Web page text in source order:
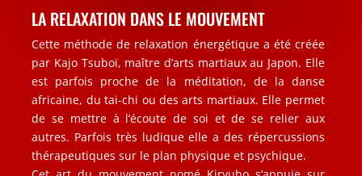
LA RELAXATION DANS LE MOUVEMENT
Cette méthode de relaxation énergétique a été créée
par Kajo Tsuboï, maître d’arts martiaux au Japon. Elle
est parfois proche de la méditation, de la danse
africaine, du tai-chi ou des arts martiaux. Elle permet
de se mettre à l’écoute de soi et de se relier aux
autres. Parfois très ludique elle a des répercussions
thérapeutiques sur le plan physique et psychique.